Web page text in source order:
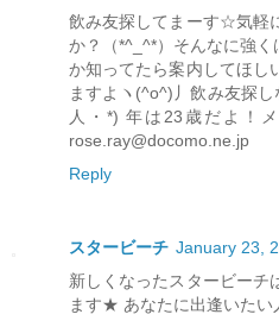
飲み友探してまーす☆気軽
か？（*^_^*）そんなに強
か知ってたら案内してほ
ますよヽ(^o^)丿飲み友探
人・*) 年は23歳だよ！
rose.ray@docomo.ne.jp
Reply
スタービーチ January 23,
新しくなったスタービーチ
ます★ あなたに出逢いたい